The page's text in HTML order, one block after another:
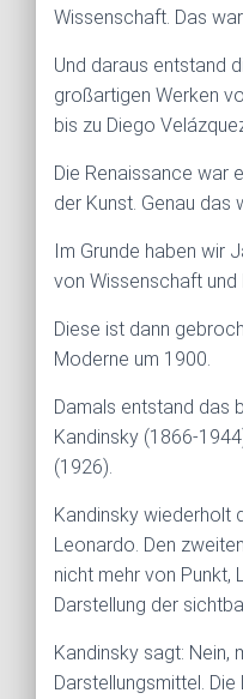
Wissenschaft. Das
Und daraus entstand
großartigen Werken
bis zu Diego
Die Renaissance war
der Kunst. Genau das
Im Grunde haben wir
von Wissenschaft und
Diese ist dann
Moderne um 1900.
Damals entstand das
Kandinsky (1866-
(1926).
Kandinsky wiederholt
Leonardo. Den
nicht mehr von Punkt,
Darstellung der
Kandinsky sagt: Nein,
Darstellungsmittel.